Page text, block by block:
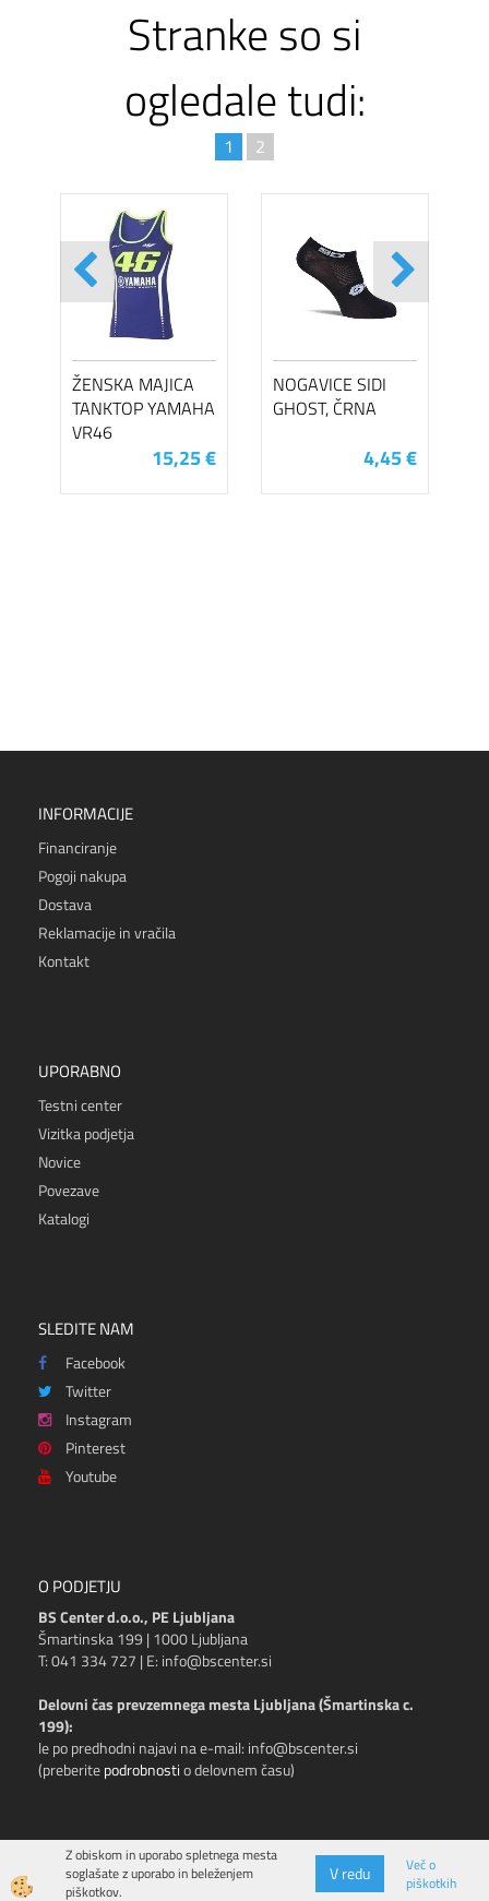
Stranke so si
ogledale tudi:
1 2
ŽENSKA MAJICA
TANKTOP YAMAHA
VR46
15,25 €
NOGAVICE SIDI
GHOST, ČRNA
4,45 €
INFORMACIJE
Financiranje
Pogoji nakupa
Dostava
Reklamacije in vračila
Kontakt
UPORABNO
Testni center
Vizitka podjetja
Novice
Povezave
Katalogi
SLEDITE NAM
Facebook
Twitter
Instagram
Pinterest
Youtube
O PODJETJU
BS Center d.o.o., PE Ljubljana
Šmartinska 199 | 1000 Ljubljana
T: 041 334 727 | E: info@bscenter.si
Delovni čas prevzemnega mesta Ljubljana (Šmartinska c.
199):
le po predhodni najavi na e-mail: info@bscenter.si
(preberitepodrobnostio delovnem času)
Izdelava spletne trgovine
Z obiskom in uporabo spletnega mesta
soglašate z uporabo in beleženjem
piškotkov.
V redu
Več o
piškotkih